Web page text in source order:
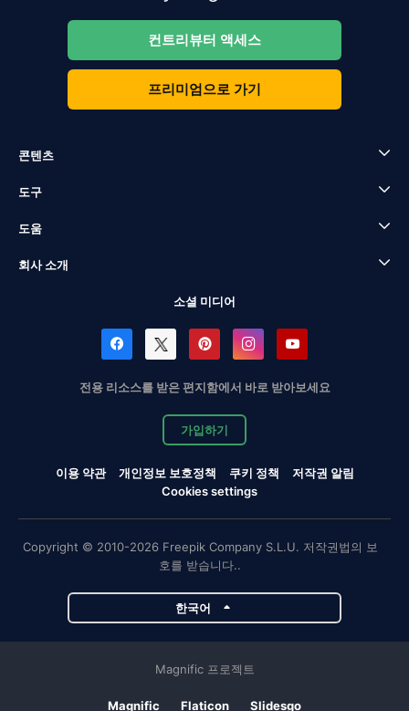
컨트리뷰터 액세스
프리미엄으로 가기
콘텐츠
도구
도움
회사 소개
소셜 미디어
전용 리소스를 받은 편지함에서 바로 받아보세요
가입하기
이용 약관 개인정보 보호정책 쿠키 정책
저작권 알림
Cookies settings
Copyright © 2010-2026 Freepik Company S.L.U. 저작권법의 보
호를 받습니다..
한국어
Magnific 프로젝트
Magnific Flaticon Slidesgo